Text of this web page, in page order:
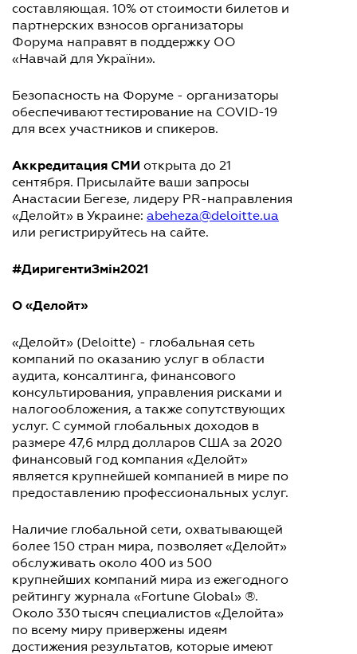
составляющая. 10% от стоимости билетов и
партнерских взносов организаторы
Форума направят в поддержку ОО
«Навчай для України».
Безопасность на Форуме - организаторы
обеспечивают тестирование на COVID-19
для всех участников и спикеров.
Аккредитация СМИ открыта до 21
сентября. Присылайте ваши запросы
Анастасии Бегезе, лидеру PR-направления
«Делойт» в Украине: abeheza@deloitte.ua
или регистрируйтесь на сайте.
#ДиригентиЗмін2021
О «Делойт»
«Делойт» (Deloitte) - глобальная сеть
компаний по оказанию услуг в области
аудита, консалтинга, финансового
консультирования, управления рисками и
налогообложения, а также сопутствующих
услуг. С суммой глобальных доходов в
размере 47,6 млрд долларов США за 2020
финансовый год компания «Делойт»
является крупнейшей компанией в мире по
предоставлению профессиональных услуг.
Наличие глобальной сети, охватывающей
более 150 стран мира, позволяет «Делойт»
обслуживать около 400 из 500
крупнейших компаний мира из ежегодного
рейтингу журнала «Fortune Global» ®.
Около 330 тысяч специалистов «Делойта»
по всему миру привержены идеям
достижения результатов, которые имеют